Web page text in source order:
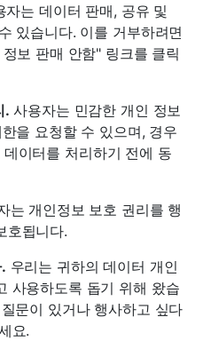
자는 데이터 판매, 공유 및
있습니다. 이를 거부하려면
보 판매 안함" 링크를 클릭
. 사용자는 민감한 개인 정보
을 요청할 수 있으며, 경우
이터를 처리하기 전에 동
는 개인정보 보호 권리를 행
호됩니다.
우리는 귀하의 데이터 개인
사용하도록 돕기 위해 왔습
문이 있거나 행사하고 싶다
요.